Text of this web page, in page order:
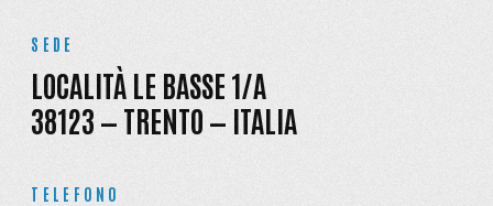
SEDE
LOCALITÀ LE BASSE 1/A
38123 — TRENTO — ITALIA
TELEFONO